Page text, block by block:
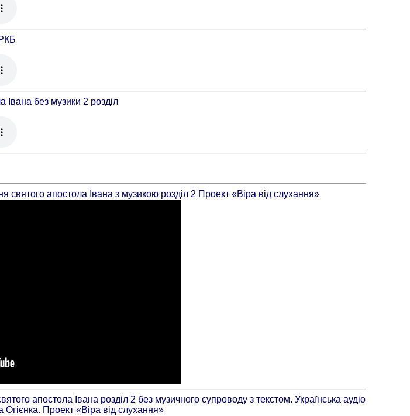
без музики 2 розділ
апостола Івана з музикою розділ 2 Проект «Віра від слухання»
апостола Івана розділ 2 без музичного супроводу з текстом. Українська аудіо
Огієнка. Проект «Віра від слухання»